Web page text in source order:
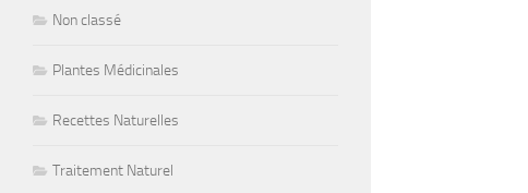
Non classé
Plantes Médicinales
Recettes Naturelles
Traitement Naturel